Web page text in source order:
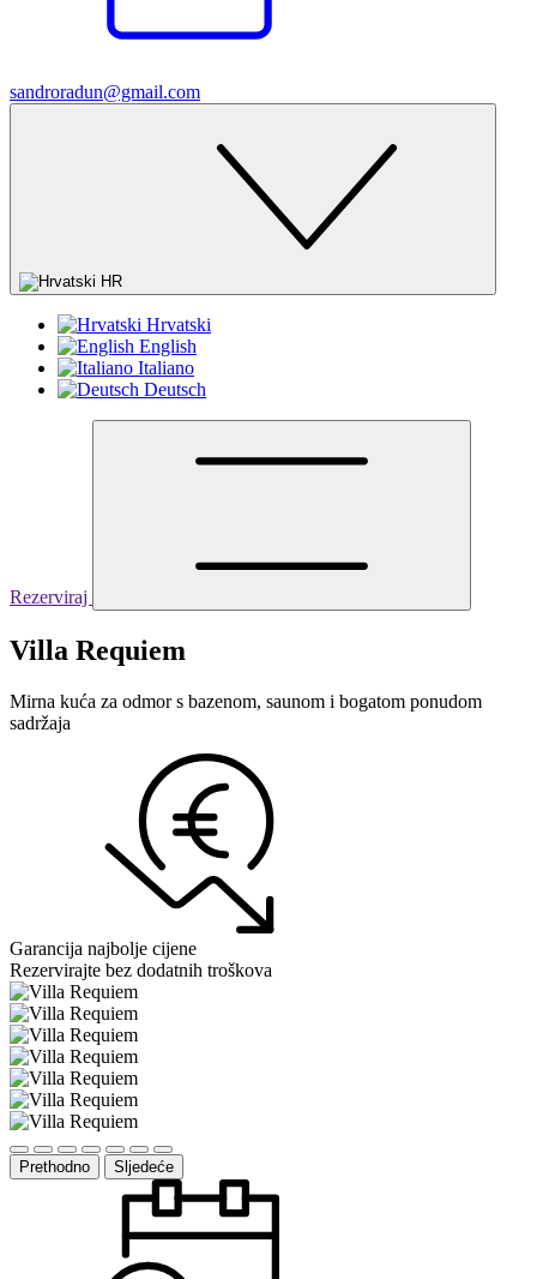
sandroradun@gmail.com
HR
Hrvatski
English
Italiano
Deutsch
Rezerviraj
Villa Requiem
Mirna kuća za odmor s bazenom, saunom i bogatom ponudom
sadržaja
Garancija najbolje cijene
Rezervirajte bez dodatnih troškova
Prethodno Sljedeće